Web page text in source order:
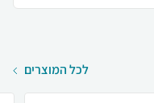
לכל המוצרים